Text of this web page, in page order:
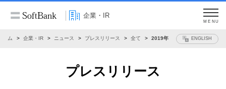
企業・IR
MENU
ーム 企業・IR ニュース プレスリリース 全て 2019年 ENGLISH
プレスリリース